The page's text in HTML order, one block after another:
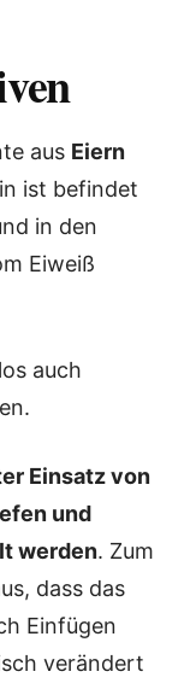
aus Eiern
ist befindet
in den
Eiweiß
auch
Einsatz von
und
werden. Zum
dass das
Einfügen
verändert